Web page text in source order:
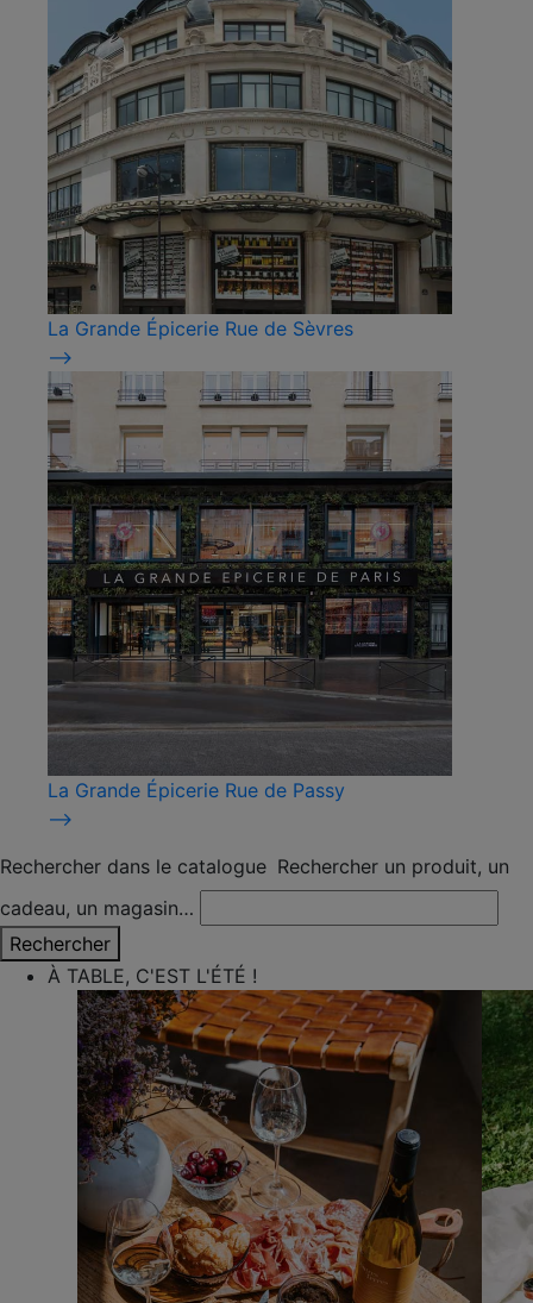
La Grande Épicerie Rue de Sèvres
⟶
La Grande Épicerie Rue de Passy
⟶
Rechercher dans le catalogue Rechercher un produit, un
cadeau, un magasin…
Rechercher
À TABLE, C'EST L'ÉTÉ !